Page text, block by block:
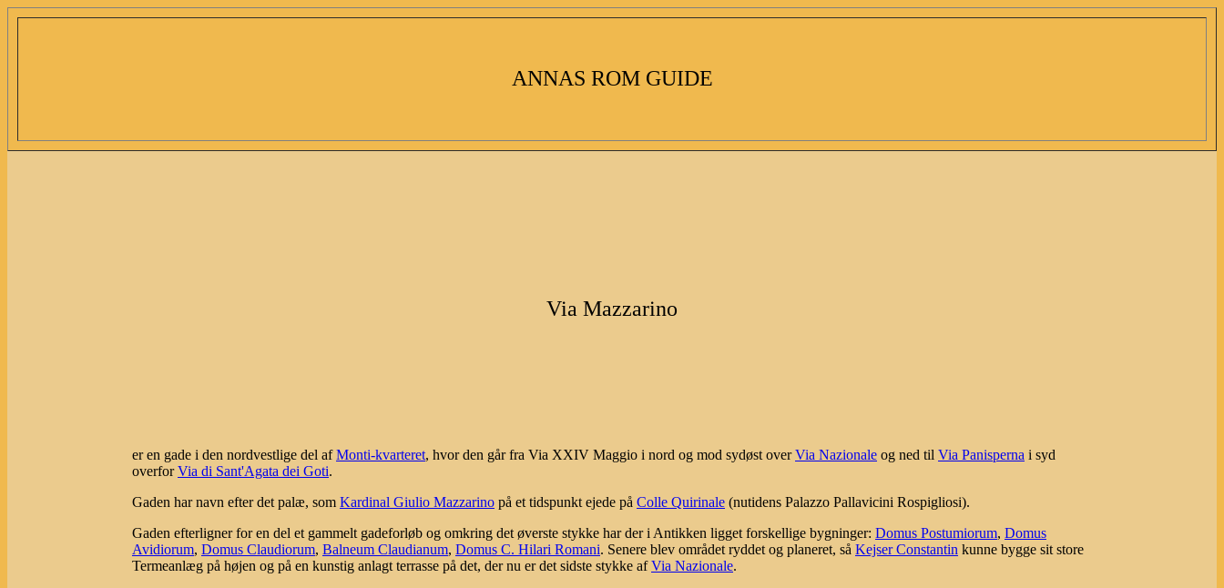
ANNAS ROM GUIDE
Via Mazzarino
er en gade i den nordvestlige del afMonti-kvarteret, hvor den går fra Via XXIV Maggio i nord og mod sydøst overVia Nazionale og ned til Via Panisperna i syd
overforVia di Sant'Agata dei Goti.
Gaden har navn efter det palæ, som Kardinal Giulio Mazzarino på et tidspunkt ejede på Colle Quirinale (nutidens Palazzo Pallavicini Rospigliosi).
Gaden efterligner for en del et gammelt gadeforløb og omkring det øverste stykke har der i Antikken ligget forskellige bygninger: Domus Postumiorum, Domus
Avidiorum, Domus Claudiorum, Balneum Claudianum, Domus C. Hilari Romani. Senere blev området ryddet og planeret, så Kejser Constantin kunne bygge sit store
Termeanlæg på højen og på en kunstig anlagt terrasse på det, der nu er det sidste stykke afVia Nazionale.